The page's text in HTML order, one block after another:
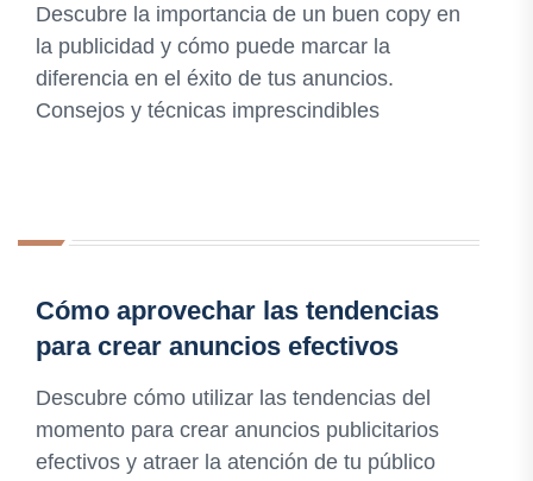
Descubre la importancia de un buen copy en
la publicidad y cómo puede marcar la
diferencia en el éxito de tus anuncios.
Consejos y técnicas imprescindibles
Cómo aprovechar las tendencias
para crear anuncios efectivos
Descubre cómo utilizar las tendencias del
momento para crear anuncios publicitarios
efectivos y atraer la atención de tu público